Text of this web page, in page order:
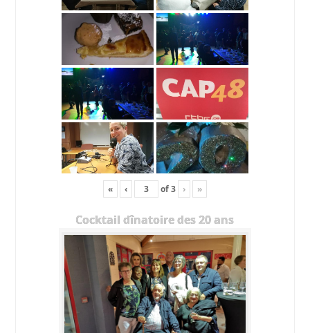
« ‹ of3 › »
Cocktail dînatoire des 20 ans